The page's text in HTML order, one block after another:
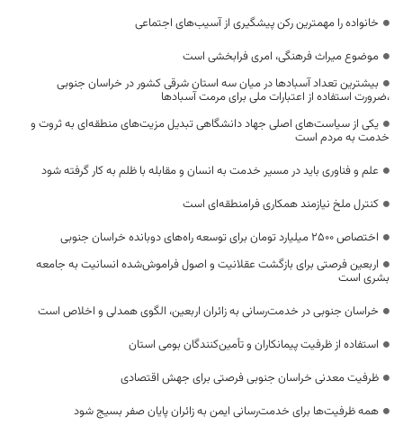
خانواده را مهمترین رکن پیشگیری از آسیب‌های اجتماعی
موضوع میراث فرهنگی، امری فرابخشی است
بیشترین تعداد آسبادها در میان سه استان شرقی کشور در خراسان جنوبی
،ضرورت استفاده از اعتبارات ملی برای مرمت آسبادها
یکی از سیاست‌های اصلی جهاد دانشگاهی تبدیل مزیت‌های منطقه‌ای به ثروت و
خدمت به مردم است
علم و فناوری باید در مسیر خدمت به انسان و مقابله با ظلم به کار گرفته شود
کنترل ملخ نیازمند همکاری فرامنطقه‌ای است
اختصاص 2500 میلیارد تومان برای توسعه راه‌های دوبانده خراسان جنوبی
اربعین فرصتی برای بازگشت عقلانیت و اصول فراموش‌شده انسانیت به جامعه
بشری است
خراسان جنوبی در خدمت‌رسانی به زائران اربعین، الگوی همدلی و اخلاص است
استفاده از ظرفیت پیمانکاران و تأمین‌کنندگان بومی استان
ظرفیت معدنی خراسان جنوبی فرصتی برای جهش اقتصادی
همه ظرفیت‌ها برای خدمت‌رسانی ایمن به زائران پایان صفر بسیج شود